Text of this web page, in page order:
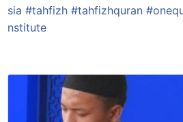
sia #tahfizh #tahfizhquran #
nstitute